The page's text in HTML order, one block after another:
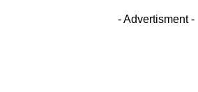
- Advertisment -